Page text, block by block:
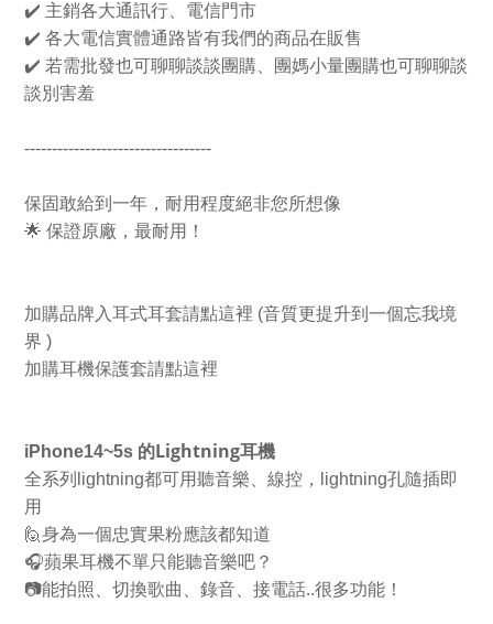
✔ 主銷各大通訊行、電信門市
✔ 各大電信實體通路皆有我們的商品在販售
✔ 若需批發也可聊聊談談團購、團媽小量團購也可聊聊談
談別害羞
----------------------------------
保固敢給到一年，耐用程度絕非您所想像
🌟 保證原廠，最耐用！
加購品牌入耳式耳套請點這裡 (音質更提升到一個忘我境
界 )
加購耳機保護套請點這裡
iPhone14~5s 的Lightning耳機
全系列 lightning都可用聽音樂、線控， lightning孔隨插即
用
🙋身為一個忠實果粉應該都知道
🎧蘋果耳機不單只能聽音樂吧？
📷能拍照、切換歌曲、錄音、接電話..很多功能！